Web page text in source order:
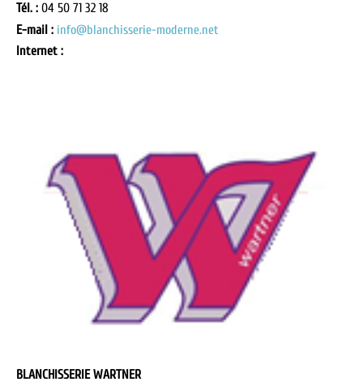
Tél. : 04 50 71 32 18
E-mail : info@blanchisserie-moderne.net
Internet :
BLANCHISSERIE WARTNER